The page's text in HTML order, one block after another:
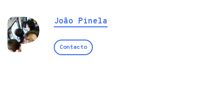
João Pinela
Contacto